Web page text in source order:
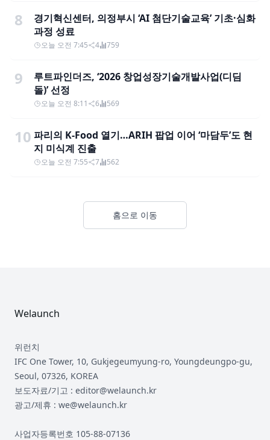
8
경기혁신센터, 의정부시 ‘AI 첨단기술교육’ 기초·심화
과정 성료
오늘 오전 7:45 4 759
9
루트파인더즈, ‘2026 창업성장기술개발사업(디딤
돌)’ 선정
오늘 오전 8:11 6 569
10 파리의 K-Food 열기…ARIH 팝업 이어 ‘마담두’도 현
지 미식계 진출
오늘 오전 7:55 7 562
홈으로 이동
Welaunch
위런치
IFC One Tower, 10, Gukjegeumyung-ro, Youngdeungpo-gu,
Seoul, 07326, KOREA
보도자료/기고 : editor@welaunch.kr
광고/제휴 : we@welaunch.kr
사업자등록번호 105-88-07136